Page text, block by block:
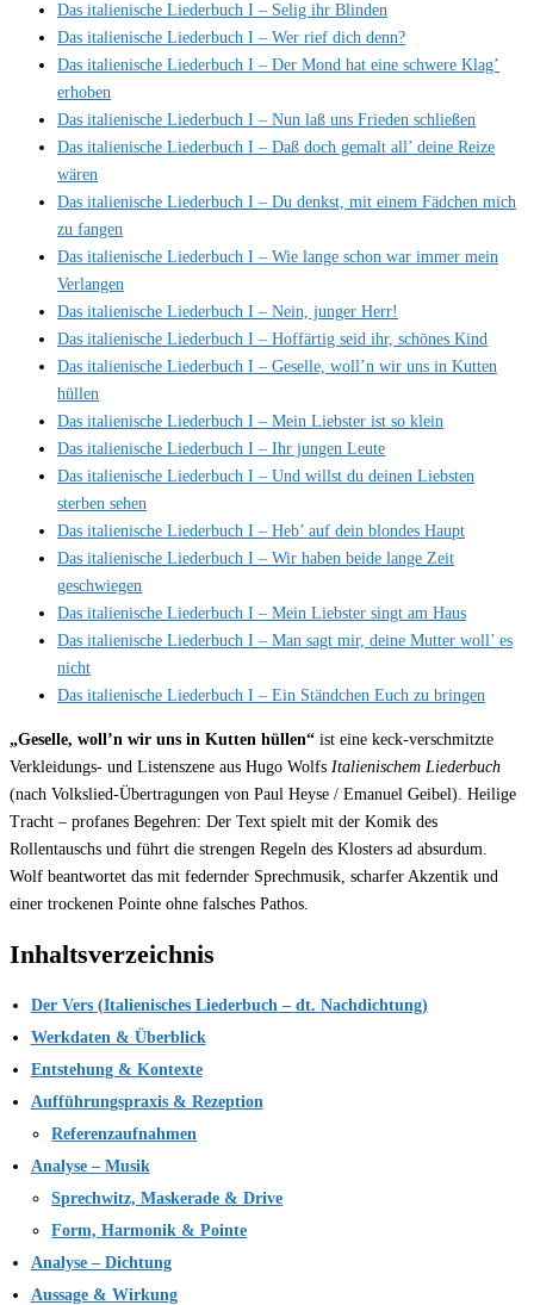
Das italienische Liederbuch I – Selig ihr Blinden
Das italienische Liederbuch I – Wer rief dich denn?
Das italienische Liederbuch I – Der Mond hat eine schwere Klag’
erhoben
Das italienische Liederbuch I – Nun laß uns Frieden schließen
Das italienische Liederbuch I – Daß doch gemalt all’ deine Reize
wären
Das italienische Liederbuch I – Du denkst, mit einem Fädchen mich
zu fangen
Das italienische Liederbuch I – Wie lange schon war immer mein
Verlangen
Das italienische Liederbuch I – Nein, junger Herr!
Das italienische Liederbuch I – Hoffärtig seid ihr, schönes Kind
Das italienische Liederbuch I – Geselle, woll’n wir uns in Kutten
hüllen
Das italienische Liederbuch I – Mein Liebster ist so klein
Das italienische Liederbuch I – Ihr jungen Leute
Das italienische Liederbuch I – Und willst du deinen Liebsten
sterben sehen
Das italienische Liederbuch I – Heb’ auf dein blondes Haupt
Das italienische Liederbuch I – Wir haben beide lange Zeit
geschwiegen
Das italienische Liederbuch I – Mein Liebster singt am Haus
Das italienische Liederbuch I – Man sagt mir, deine Mutter woll’ es
nicht
Das italienische Liederbuch I – Ein Ständchen Euch zu bringen
„Geselle, woll’n wir uns in Kutten hüllen“ ist eine keck-verschmitzte
Verkleidungs- und Listenszene aus Hugo Wolfs Italienischem Liederbuch
(nach Volkslied-Übertragungen von Paul Heyse / Emanuel Geibel). Heilige
Tracht – profanes Begehren: Der Text spielt mit der Komik des
Rollentauschs und führt die strengen Regeln des Klosters ad absurdum.
Wolf beantwortet das mit federnder Sprechmusik, scharfer Akzentik und
einer trockenen Pointe ohne falsches Pathos.
Inhaltsverzeichnis
Der Vers (Italienisches Liederbuch – dt. Nachdichtung)
Werkdaten & Überblick
Entstehung & Kontexte
Aufführungspraxis & Rezeption
Referenzaufnahmen
Analyse – Musik
Sprechwitz, Maskerade & Drive
Form, Harmonik & Pointe
Analyse – Dichtung
Aussage & Wirkung